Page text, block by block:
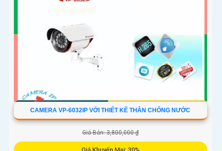
CAMERA VP-6032IP VỚI THIẾT KẾ THÂN CHỐNG NƯỚC
Giá Bán: 3,800,000 ₫